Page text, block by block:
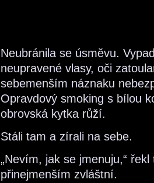
Neubránila se úsměvu.
neupravené vlasy, oči
sebemenším náznaku
Opravdový smoking s bílou
obrovská kytka růží.
Stáli tam a zírali na sebe.
„Nevím, jak se jmenuju,“
přinejmenším zvláštní.